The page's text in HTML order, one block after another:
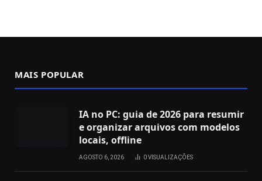
MAIS POPULAR
IA no PC: guia de 2026 para resumir
e organizar arquivos com modelos
locais, offline
AGOSTO 6, 2026 0VISUALIZAÇÕES